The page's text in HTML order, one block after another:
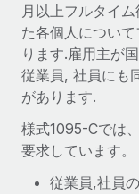
インフラ
Remote統合
人事機能をワ
プラットフ
チームのため
接続 新しい
成長中の企業
リューション
ミッドマー
カスタマイズ
企業
大企業向けの
REMOTEで学習
リサーチおよび
活用事例
HR用語集
Deutsch
Español
Italiano
Português
月以上フルタイ
た各個人につい
ります.雇用主が
従業員, 社員にも
があります.
様式1095-Cでは
要求しています。
従業員,社員